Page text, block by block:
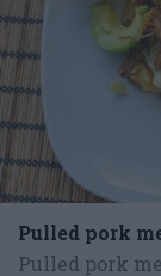
Pulled pork
Pulled pork